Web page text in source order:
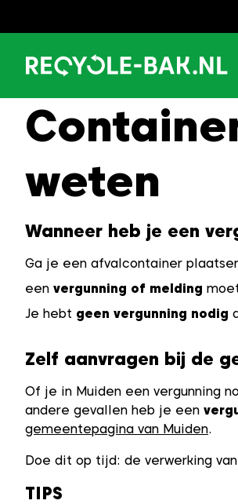
content
weten
Wanneer heb je een
Ga je een afvalcontainer
een vergunning of melding
Je hebt geen vergunning nodig
Zelf aanvragen bij de
Of je in Muiden een vergunning
andere gevallen heb je een
gemeentepagina van Muiden.
Doe dit op tijd: de verwerking
TIPS